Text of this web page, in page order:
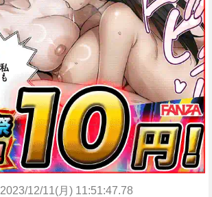
2023/12/11(月) 11:51:47.78